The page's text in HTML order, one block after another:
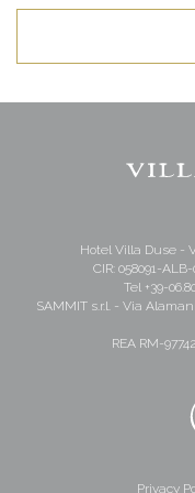
Hotel Villa Duse -
CIR: 058091-
Tel +39-
SAMMIT s.r.l. - Via
REA RM-
Privacy